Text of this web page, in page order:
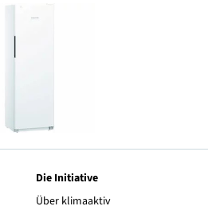
Die Initiative
Über klimaaktiv